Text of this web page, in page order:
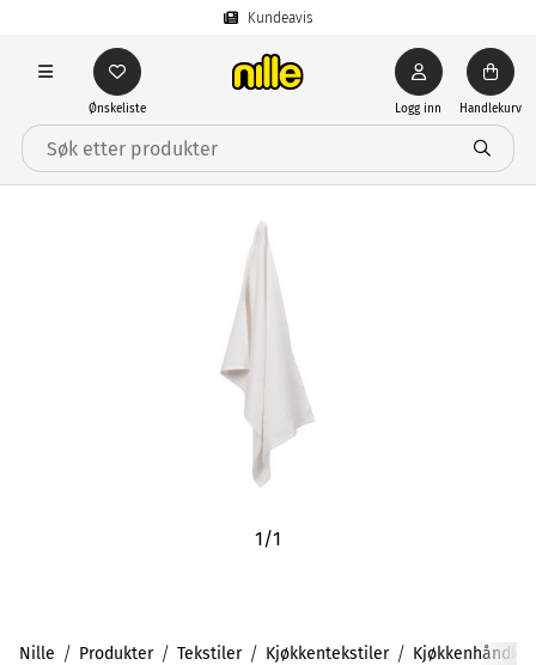
Kundeavis
Ønskeliste Logg inn Handlekurv
1/1
Nille Produkter Tekstiler Kjøkkentekstiler